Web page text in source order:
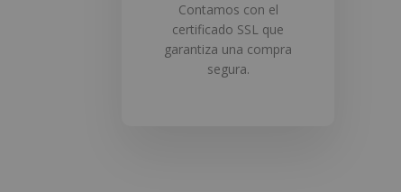
Contamos con el
certificado SSL que
garantiza una compra
segura.